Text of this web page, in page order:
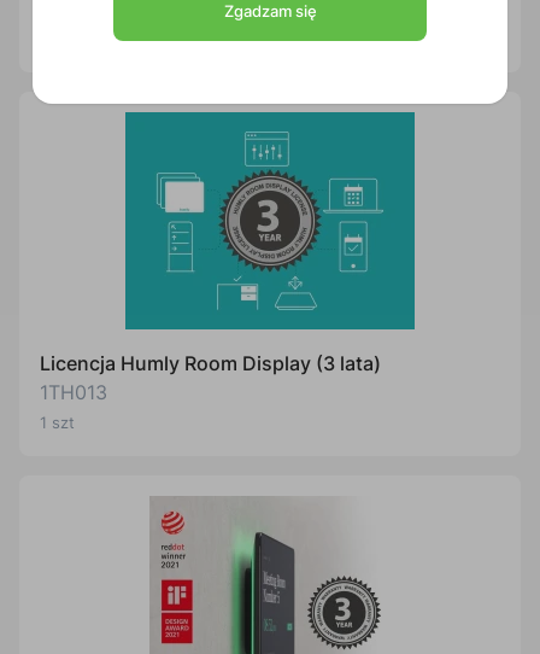
Licencja Humly Room Display (3 lata)
1TH013
1 szt
Zgadzam się